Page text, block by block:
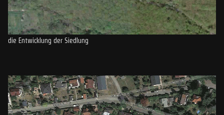
die Entwicklung der Siedlung